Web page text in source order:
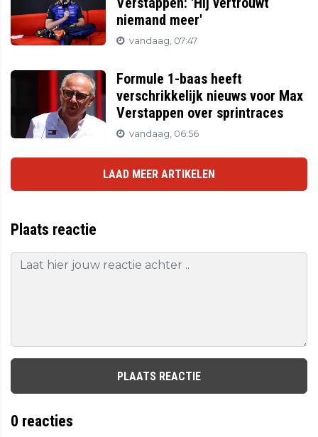
niemand meer'
vandaag, 07:47
Formule 1-baas heeft
verschrikkelijk nieuws voor Max
Verstappen over sprintraces
vandaag, 06:56
LAAD MEER ARTIKELEN
Plaats reactie
PLAATS REACTIE
0 reacties